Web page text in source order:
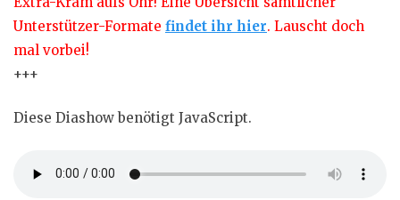
Unterstützer-Formate findet ihr hier. Lauscht doch
mal vorbei!
+++
Diese Diashow benötigt JavaScript.